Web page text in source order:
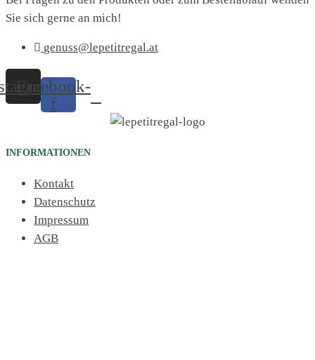
Sie sich gerne an mich!
genuss@lepetitregal.at
Facebook-
f
INFORMATIONEN
Kontakt
Datenschutz
Impressum
AGB